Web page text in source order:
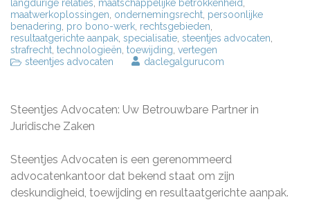
langdurige relaties maatschappelijke betrokkenheid
maatwerkoplossingen ondernemingsrecht persoonlijke
benadering pro bono-werk rechtsgebieden
resultaatgerichte aanpak specialisatie steentjes advocaten
strafrecht technologieën toewijding vertegen
steentjes advocaten
daclegalgurucom
Steentjes Advocaten: Uw Betrouwbare Partner in
Juridische Zaken
Steentjes Advocaten is een gerenommeerd
advocatenkantoor dat bekend staat om zijn
deskundigheid, toewijding en resultaatgerichte aanpak.